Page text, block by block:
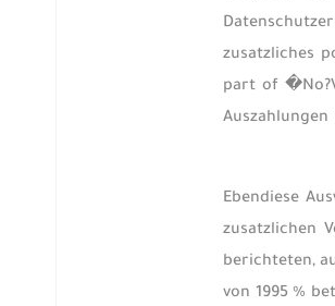
zusatzliches
part of
Ebendiese
zusatzlichen
berichteten,
von 1995 %